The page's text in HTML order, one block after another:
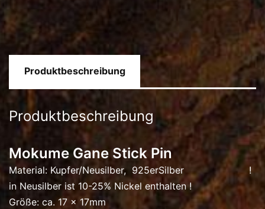
Produktbeschreibung
Produktbeschreibung
Mokume Gane Stick Pin
Material: Kupfer/Neusilber, 925erSilber !
in Neusilber ist 10-25% Nickel enthalten !
Größe: ca. 17 x 17mm